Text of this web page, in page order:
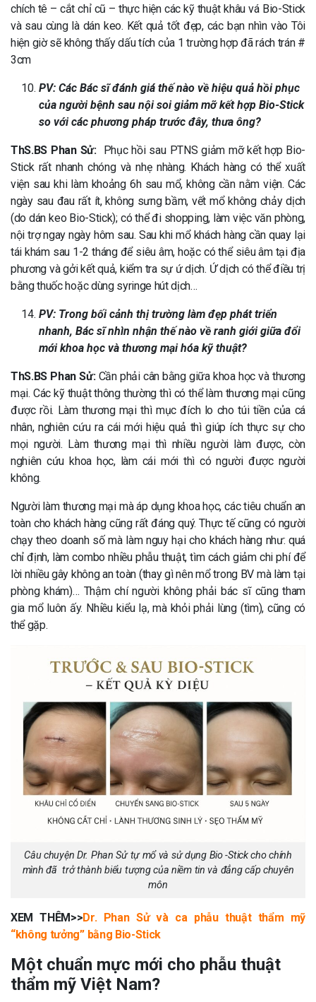
chích tê – cắt chỉ cũ – thực hiện các kỹ thuật khâu vá Bio-Stick
và sau cùng là dán keo. Kết quả tốt đẹp, các bạn nhìn vào Tôi
hiện giờ sẽ không thấy dấu tích của 1 trường hợp đã rách trán #
3cm
PV: Các Bác sĩ đánh giá thế nào về hiệu quả hồi phục
của người bệnh sau nội soi giảm mỡ kết hợp Bio-Stick
so với các phương pháp trước đây, thưa ông?
ThS.BS Phan Sử:Phục hồi sau PTNS giảm mỡ kết hợp Bio-
Stick rất nhanh chóng và nhẹ nhàng. Khách hàng có thể xuất
viện sau khi làm khoảng 6h sau mổ, không cần nằm viện. Các
ngày sau đau rất ít, không sưng bầm, vết mổ không chảy dịch
(do dán keo Bio-Stick); có thể đi shopping, làm việc văn phòng,
nội trợ ngay ngày hôm sau. Sau khi mổ khách hàng cần quay lại
tái khám sau 1-2 tháng để siêu âm, hoặc có thể siêu âm tại địa
phương và gởi kết quả, kiểm tra sự ứ dịch. Ứ dịch có thể điều trị
bằng thuốc hoặc dùng syringe hút dịch…
PV: Trong bối cảnh thị trường làm đẹp phát triển
nhanh, Bác sĩ nhìn nhận thế nào về ranh giới giữa đổi
mới khoa học và thương mại hóa kỹ thuật?
ThS.BS Phan Sử:Cần phải cân bằng giữa khoa học và thương
mại. Các kỹ thuật thông thường thì có thể làm thương mại cũng
được rồi. Làm thương mại thì mục đích lo cho túi tiền của cá
nhân, nghiên cứu ra cái mới hiệu quả thì giúp ích thực sự cho
mọi người. Làm thương mại thì nhiều người làm được, còn
nghiên cứu khoa học, làm cái mới thì có người được người
không.
Người làm thương mại mà áp dụng khoa học, các tiêu chuẩn an
toàn cho khách hàng cũng rất đáng quý. Thực tế cũng có người
chạy theo doanh số mà làm nguy hại cho khách hàng như: quá
chỉ định, làm combo nhiều phẫu thuật, tìm cách giảm chi phí để
lời nhiều gây không an toàn (thay gì nên mổ trong BV mà làm tại
phòng khám)… Thậm chí người không phải bác sĩ cũng tham
gia mổ luôn ấy. Nhiều kiểu lạ, mà khỏi phải lùng (tìm), cũng có
thể gặp.
Câu chuyện Dr. Phan Sử tự mổ và sử dụng Bio -Stick cho chính
mình đã trở thành biểu tượng của niềm tin và đẳng cấp chuyên
môn
XEM THÊM>>Dr. Phan Sử và ca phẫu thuật thẩm mỹ
“không tưởng” bằng Bio-Stick
Một chuẩn mực mới cho phẫu thuật
thẩm mỹ Việt Nam?